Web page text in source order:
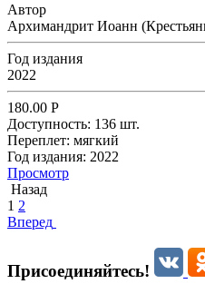
Автор
Архимандрит Иоанн
Год издания
2022
180.00 Р
Доступность: 136 шт.
Переплет: мягкий
Год издания: 2022
Просмотр
Назад
1 2
Вперед
Присоединяйтесь!